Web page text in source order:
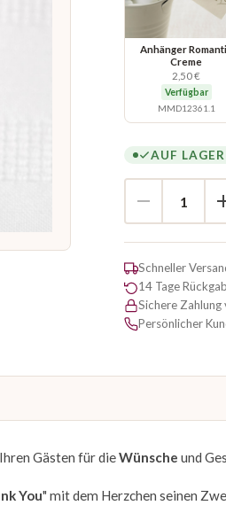
Anhänger
Creme
2,50 €
Verfügbar
MMD12361.1
AUF
Schneller
14 Tage
Sichere
Persönlicher
Gästen für dieWünsche und
You" mit dem Herzchen seinen